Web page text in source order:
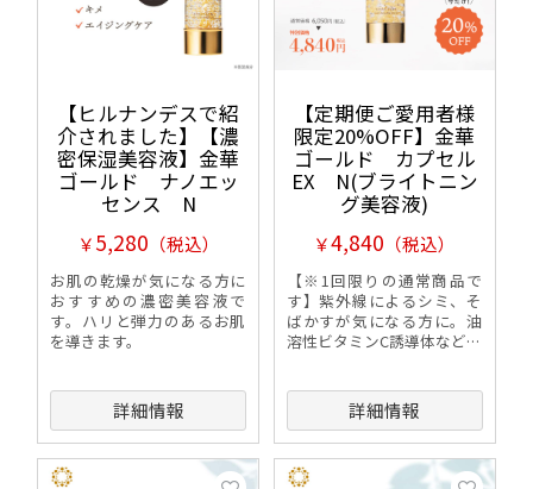
【ヒルナンデスで紹
介されました】【濃
密保湿美容液】金華
ゴールド ナノエッ
センス N
￥5,280 （税込）
お肌の乾燥が気になる方に
おすすめの濃密美容液で
す。ハリと弾力のあるお肌
を導きます。
詳細情報
【定期便ご愛用者様
限定20%OFF】金華
ゴールド カプセル
EX N(ブライトニン
グ美容液)
￥4,840 （税込）
【※1回限りの通常商品で
す】紫外線によるシミ、そ
ばかすが気になる方に。油
溶性ビタミンC誘導体などの
じけます。詳細情報